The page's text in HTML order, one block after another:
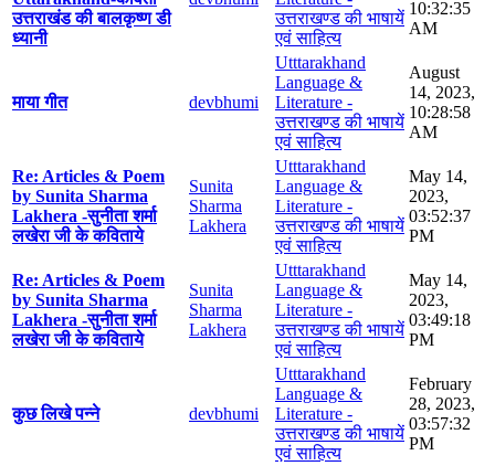
उत्तराखंड की बालकृष्ण डी
ध्यानी
उत्तराखण्ड की भाषायें
एवं साहित्य
10:32:35
AM
माया गीत devbhumi
Utttarakhand
Language &
Literature -
उत्तराखण्ड की भाषायें
एवं साहित्य
August
14, 2023,
10:28:58
AM
Re: Articles & Poem
by Sunita Sharma
Lakhera -सुनीता शर्मा
लखेरा जी के कविताये
Sunita
Sharma
Lakhera
Utttarakhand
Language &
Literature -
उत्तराखण्ड की भाषायें
एवं साहित्य
May 14,
2023,
03:52:37
PM
Re: Articles & Poem
by Sunita Sharma
Lakhera -सुनीता शर्मा
लखेरा जी के कविताये
Sunita
Sharma
Lakhera
Utttarakhand
Language &
Literature -
उत्तराखण्ड की भाषायें
एवं साहित्य
May 14,
2023,
03:49:18
PM
कुछ लिखे पन्ने devbhumi
Utttarakhand
Language &
Literature -
उत्तराखण्ड की भाषायें
एवं साहित्य
February
28, 2023,
03:57:32
PM